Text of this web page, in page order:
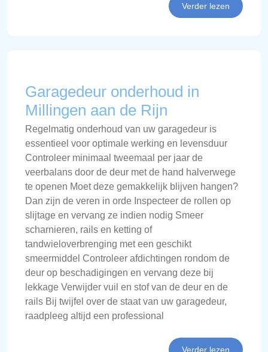
Verder lezen
Garagedeur onderhoud in
Millingen aan de Rijn
Regelmatig onderhoud van uw garagedeur is
essentieel voor optimale werking en levensduur
Controleer minimaal tweemaal per jaar de
veerbalans door de deur met de hand halverwege
te openen Moet deze gemakkelijk blijven hangen?
Dan zijn de veren in orde Inspecteer de rollen op
slijtage en vervang ze indien nodig Smeer
scharnieren, rails en ketting of
tandwieloverbrenging met een geschikt
smeermiddel Controleer afdichtingen rondom de
deur op beschadigingen en vervang deze bij
lekkage Verwijder vuil en stof van de deur en de
rails Bij twijfel over de staat van uw garagedeur,
raadpleeg altijd een professional
Verder lezen